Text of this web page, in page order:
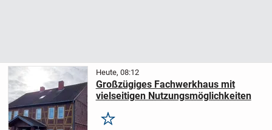
Heute, 08:12
Großzügiges Fachwerkhaus mit
vielseitigen Nutzungsmöglichkeiten
Merken